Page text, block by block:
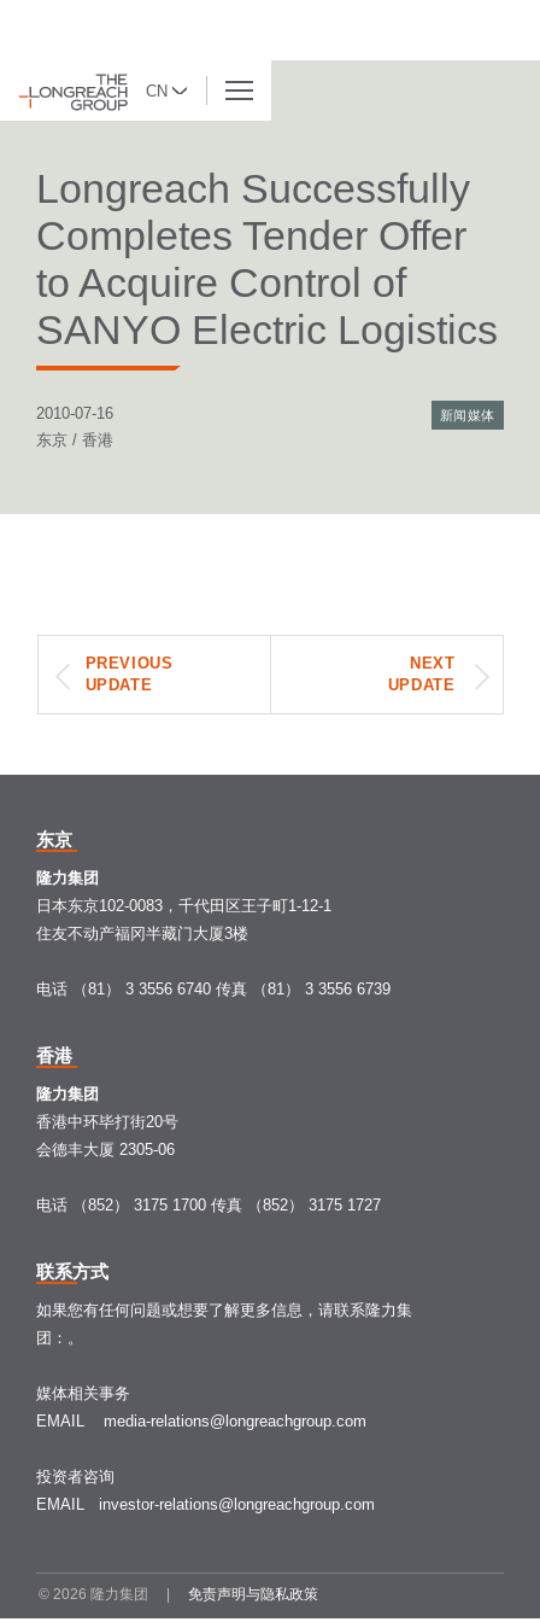
CN
返回列表
Longreach Successfully
Completes Tender Offer
to Acquire Control of
SANYO Electric Logistics
2010-07-16
东京 / 香港
新闻媒体
PREVIOUS
UPDATE
NEXT
UPDATE
东京
隆力集团
日本东京102-0083，千代田区王子町1-12-1
住友不动产福冈半藏门大厦3楼
电话 （81） 3 3556 6740 传真 （81） 3 3556 6739
香港
隆力集团
香港中环毕打街20号
会德丰大厦 2305-06
电话 （852） 3175 1700 传真 （852） 3175 1727
联系方式
如果您有任何问题或想要了解更多信息，请联系隆力集
团：。
媒体相关事务
EMAIL media-relations@longreachgroup.com
投资者咨询
EMAIL investor-relations@longreachgroup.com
© 2026 隆力集团 | 免责声明与隐私政策